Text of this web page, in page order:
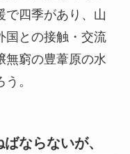
で四季があり、山
国との接触・交流
無窮の豊葦原の水
。
ならないが、